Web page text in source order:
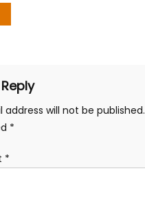
address will not be published.
*
*